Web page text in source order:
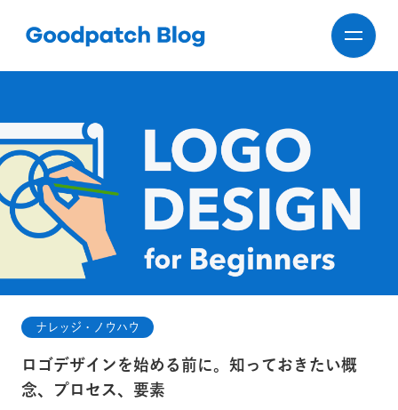
ナレッジ・ノウハウ
ロゴデザインを始める前に。知っておきたい概
念、プロセス、要素